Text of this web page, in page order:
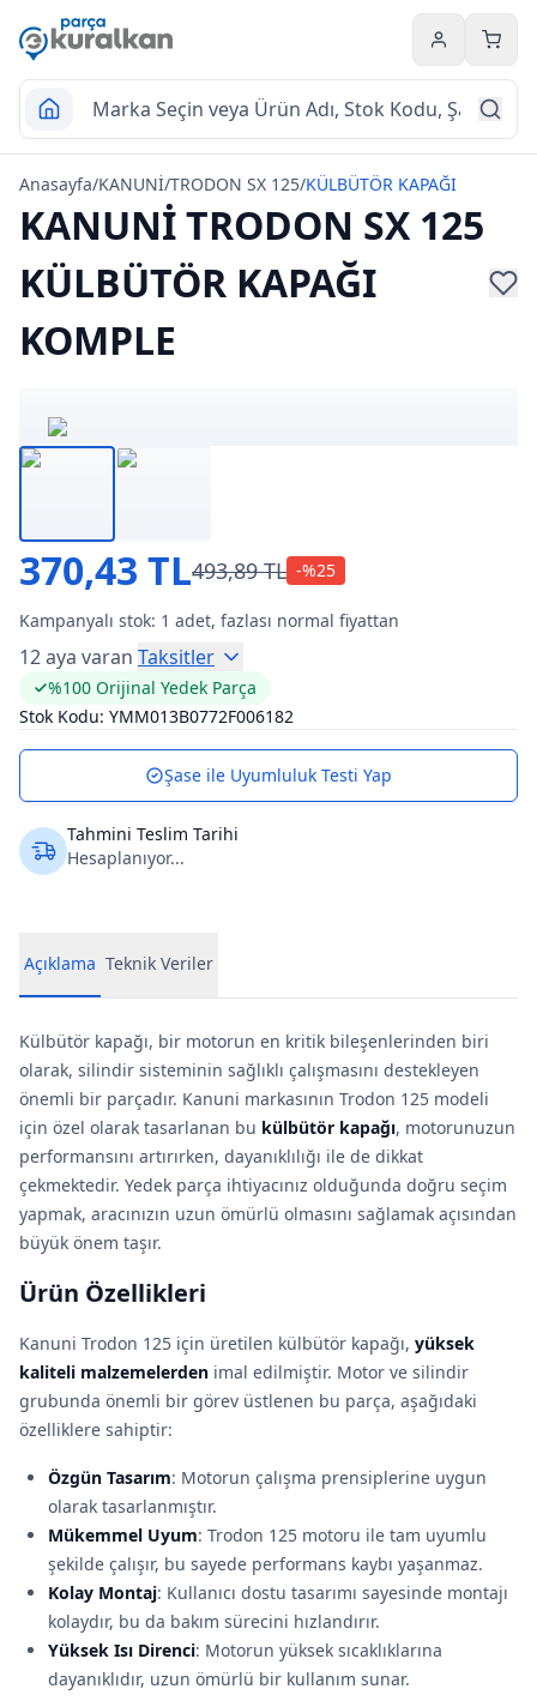
Hesabım
Anasayfa/KANUNİ/TRODON SX 125/KÜLBÜTÖR KAPAĞI
KANUNİ TRODON SX 125
KÜLBÜTÖR KAPAĞI
KOMPLE
370,43 TL493,89 TL -%25
Kampanyalı stok: 1 adet, fazlası normal fiyattan
12 aya varan Taksitler
%100 Orijinal Yedek Parça
Stok Kodu: YMM013B0772F006182
Şase ile Uyumluluk Testi Yap
Tahmini Teslim Tarihi
Hesaplanıyor...
Açıklama Teknik Veriler
Külbütör kapağı, bir motorun en kritik bileşenlerinden biri
olarak, silindir sisteminin sağlıklı çalışmasını destekleyen
önemli bir parçadır. Kanuni markasının Trodon 125 modeli
için özel olarak tasarlanan bu külbütör kapağı, motorunuzun
performansını artırırken, dayanıklılığı ile de dikkat
çekmektedir. Yedek parça ihtiyacınız olduğunda doğru seçim
yapmak, aracınızın uzun ömürlü olmasını sağlamak açısından
büyük önem taşır.
Ürün Özellikleri
Kanuni Trodon 125 için üretilen külbütör kapağı, yüksek
kaliteli malzemelerden imal edilmiştir. Motor ve silindir
grubunda önemli bir görev üstlenen bu parça, aşağıdaki
özelliklere sahiptir:
Özgün Tasarım: Motorun çalışma prensiplerine uygun
olarak tasarlanmıştır.
Mükemmel Uyum: Trodon 125 motoru ile tam uyumlu
şekilde çalışır, bu sayede performans kaybı yaşanmaz.
Kolay Montaj: Kullanıcı dostu tasarımı sayesinde montajı
kolaydır, bu da bakım sürecini hızlandırır.
Yüksek Isı Direnci: Motorun yüksek sıcaklıklarına
dayanıklıdır, uzun ömürlü bir kullanım sunar.